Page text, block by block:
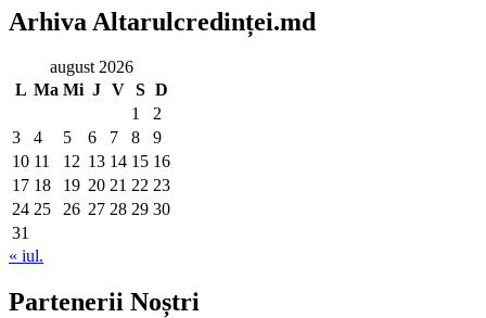
Arhiva Altarulcredinței.md
august 2026
L Ma Mi J V S D
1
2
3
4 5 6 7 8
9
10 11 12 13 14 15 16
17 18 19 20 21 22 23
24 25 26 27 28 29 30
31
« iul.
Partenerii Noștri